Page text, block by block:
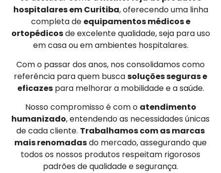
hospitalares em Curitiba, oferecendo uma linha
completa de equipamentos médicos e
ortopédicosde excelente qualidade, seja para uso
em casa ou em ambientes hospitalares.
Com o passar dos anos, nos consolidamos como
referência para quem buscasoluções seguras e
eficazespara melhorar a mobilidade e a saúde.
Nosso compromisso é com o atendimento
humanizado, entendendo as necessidades únicas
de cada cliente. Trabalhamos com as marcas
mais renomadasdo mercado, assegurando que
todos os nossos produtos respeitam rigorosos
padrões de qualidade e segurança.